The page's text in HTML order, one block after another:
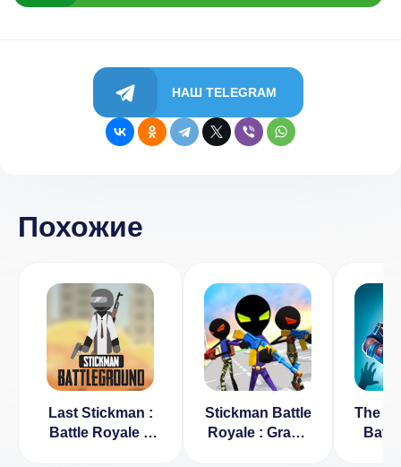
НАШ TELEGRAM
Похожие
Last Stickman :
Battle Royale v
Stickman Battle
Royale : Grand
The